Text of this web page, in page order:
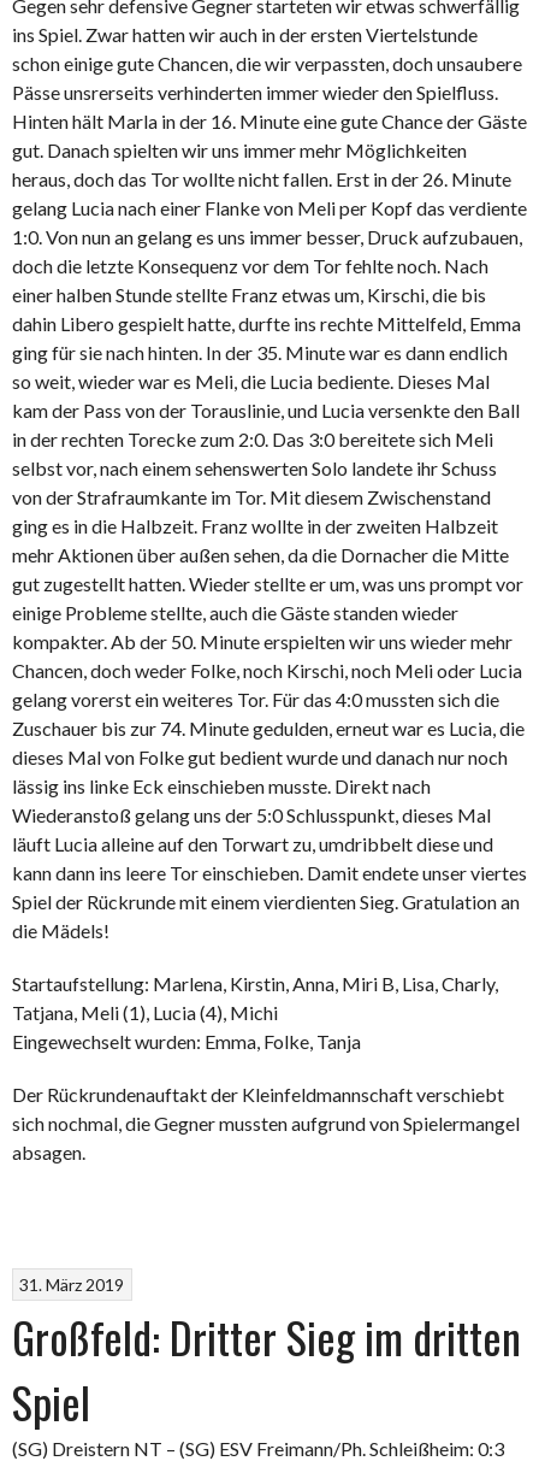
Gegen sehr defensive Gegner starteten wir etwas schwerfällig
ins Spiel. Zwar hatten wir auch in der ersten Viertelstunde
schon einige gute Chancen, die wir verpassten, doch unsaubere
Pässe unsrerseits verhinderten immer wieder den Spielfluss.
Hinten hält Marla in der 16. Minute eine gute Chance der Gäste
gut. Danach spielten wir uns immer mehr Möglichkeiten
heraus, doch das Tor wollte nicht fallen. Erst in der 26. Minute
gelang Lucia nach einer Flanke von Meli per Kopf das verdiente
1:0. Von nun an gelang es uns immer besser, Druck aufzubauen,
doch die letzte Konsequenz vor dem Tor fehlte noch. Nach
einer halben Stunde stellte Franz etwas um, Kirschi, die bis
dahin Libero gespielt hatte, durfte ins rechte Mittelfeld, Emma
ging für sie nach hinten. In der 35. Minute war es dann endlich
so weit, wieder war es Meli, die Lucia bediente. Dieses Mal
kam der Pass von der Torauslinie, und Lucia versenkte den Ball
in der rechten Torecke zum 2:0. Das 3:0 bereitete sich Meli
selbst vor, nach einem sehenswerten Solo landete ihr Schuss
von der Strafraumkante im Tor. Mit diesem Zwischenstand
ging es in die Halbzeit. Franz wollte in der zweiten Halbzeit
mehr Aktionen über außen sehen, da die Dornacher die Mitte
gut zugestellt hatten. Wieder stellte er um, was uns prompt vor
einige Probleme stellte, auch die Gäste standen wieder
kompakter. Ab der 50. Minute erspielten wir uns wieder mehr
Chancen, doch weder Folke, noch Kirschi, noch Meli oder Lucia
gelang vorerst ein weiteres Tor. Für das 4:0 mussten sich die
Zuschauer bis zur 74. Minute gedulden, erneut war es Lucia, die
dieses Mal von Folke gut bedient wurde und danach nur noch
lässig ins linke Eck einschieben musste. Direkt nach
Wiederanstoß gelang uns der 5:0 Schlusspunkt, dieses Mal
läuft Lucia alleine auf den Torwart zu, umdribbelt diese und
kann dann ins leere Tor einschieben. Damit endete unser viertes
Spiel der Rückrunde mit einem vierdienten Sieg. Gratulation an
die Mädels!
Startaufstellung: Marlena, Kirstin, Anna, Miri B, Lisa, Charly,
Tatjana, Meli (1), Lucia (4), Michi
Eingewechselt wurden: Emma, Folke, Tanja
Der Rückrundenauftakt der Kleinfeldmannschaft verschiebt
sich nochmal, die Gegner mussten aufgrund von Spielermangel
absagen.
31. März 2019
Großfeld: Dritter Sieg im dritten
Spiel
(SG) Dreistern NT – (SG) ESV Freimann/Ph. Schleißheim: 0:3